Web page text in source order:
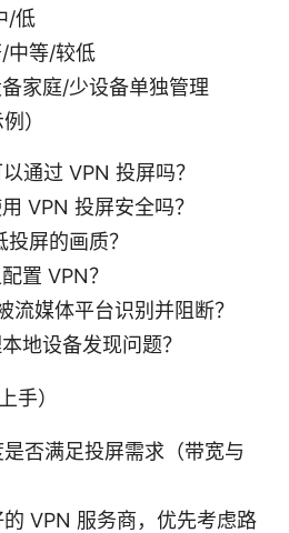
/低
中等/较低
家庭/少设备单独管理
）
通过 VPN 投屏吗？
VPN 投屏安全吗？
屏的画质？
置 VPN？
流媒体平台识别并阻断？
地设备发现问题？
手）
否满足投屏需求（带宽与
VPN 服务商，优先考虑路